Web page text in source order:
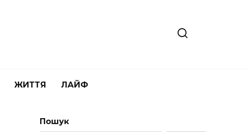
ЖИТТЯ ЛАЙФ
Пошук